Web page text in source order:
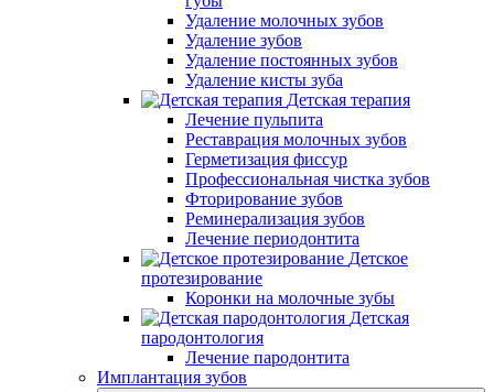
Удаление молочных зубов
Удаление зубов
Удаление постоянных зубов
Удаление кисты зуба
Детская терапия
Лечение пульпита
Реставрация молочных зубов
Герметизация фиссур
Профессиональная чистка зубов
Фторирование зубов
Реминерализация зубов
Лечение периодонтита
Детское
протезирование
Коронки на молочные зубы
Детская
пародонтология
Лечение пародонтита
Имплантация зубов